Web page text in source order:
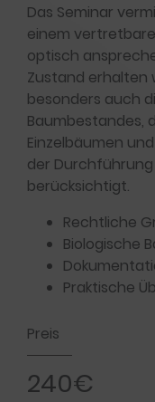
Das Seminar
einem
optisch
Zustand erhalten
besonders auch
Baumbestandes,
Einzelbäumen
der
berücksichtigt.
Rechtliche
Biologische
Praktische
Preis
240€